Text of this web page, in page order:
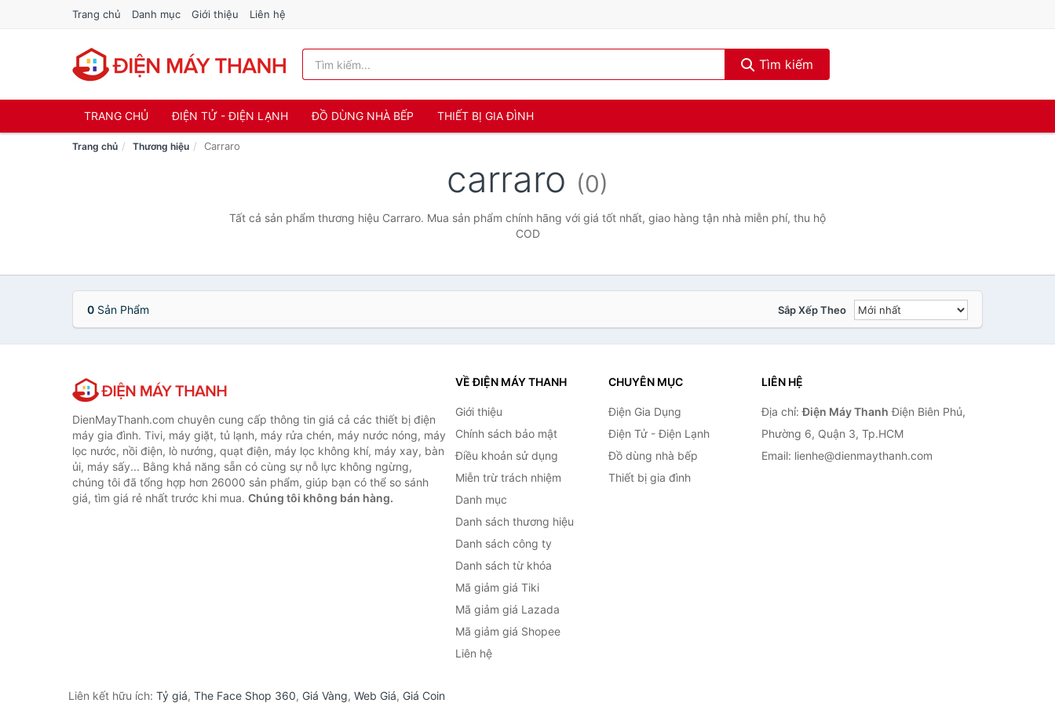
Trang chủ Danh mục Giới thiệu Liên hệ
Tìm kiếm
TRANG CHỦ ĐIỆN TỬ - ĐIỆN LẠNH ĐỒ DÙNG NHÀ BẾP THIẾT BỊ GIA ĐÌNH
Trang chủ Thương hiệu Carraro
carraro (0)
Tất cả sản phẩm thương hiệu Carraro. Mua sản phẩm chính hãng với giá tốt nhất, giao hàng tận nhà miễn phí, thu hộ
COD
0 Sản Phẩm Sắp Xếp Theo
DienMayThanh.com chuyên cung cấp thông tin giá cả các thiết bị điện
máy gia đình. Tivi, máy giặt, tủ lạnh, máy rửa chén, máy nước nóng, máy
lọc nước, nồi điện, lò nướng, quạt điện, máy lọc không khí, máy xay, bàn
ủi, máy sấy... Bằng khả năng sẵn có cùng sự nỗ lực không ngừng,
chúng tôi đã tổng hợp hơn 26000 sản phẩm, giúp bạn có thể so sánh
giá, tìm giá rẻ nhất trước khi mua. Chúng tôi không bán hàng.
VỀ ĐIỆN MÁY THANH
Giới thiệu
Chính sách bảo mật
Điều khoản sử dụng
Miễn trừ trách nhiệm
Danh mục
Danh sách thương hiệu
Danh sách công ty
Danh sách từ khóa
Mã giảm giá Tiki
Mã giảm giá Lazada
Mã giảm giá Shopee
Liên hệ
CHUYÊN MỤC
Điện Gia Dụng
Điện Tử - Điện Lạnh
Đồ dùng nhà bếp
Thiết bị gia đình
LIÊN HỆ
Địa chỉ:Điện Máy Thanh Điện Biên Phủ,
Phường 6, Quận 3, Tp.HCM
Email: lienhe@dienmaythanh.com
Liên kết hữu ích: Tỷ giá, The Face Shop 360, Giá Vàng, Web Giá, Giá Coin